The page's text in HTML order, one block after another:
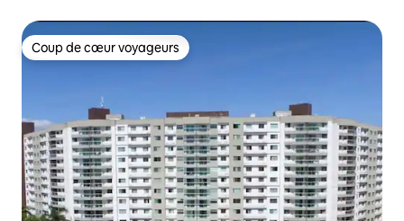
Coup de cœur voyageurs
Coup de cœur voyageurs